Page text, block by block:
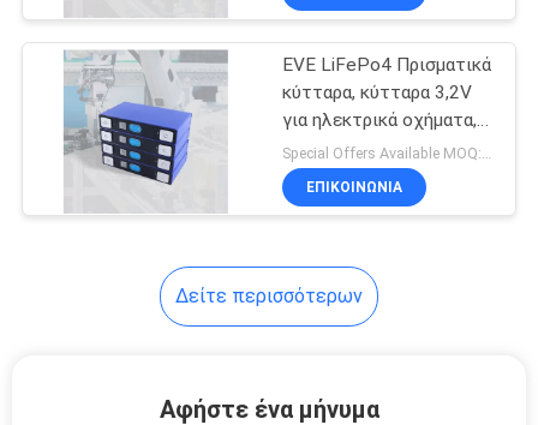
ΑΠΟΡΡΉΤΟΥ
ηλιακής ενέργειας
EVE LiFePo4 Πρισματικά
κύτταρα, κύτταρα 3,2V
για ηλεκτρικά οχήματα,
σύστημα αποθήκευσης
ενέργειας, UPS
Special Offers Available MOQ:2 μονάδες
ΕΠΙΚΟΙΝΩΝΊΑ
Δείτε περισσότερων
Αφήστε ένα μήνυμα